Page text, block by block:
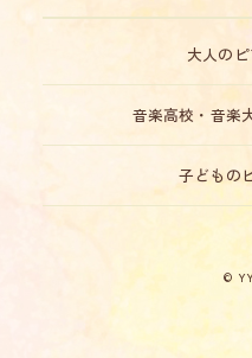
大人の
音楽高校・音楽
子どもの
©